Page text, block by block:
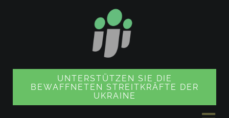
UNTERSTÜTZEN SIE DIE
BEWAFFNETEN STREITKRÄFTE DER
UKRAINE